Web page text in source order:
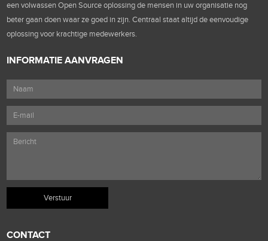
een volwassen Open Source oplossing de mensen in uw organisatie nog
beter gaan doen waar ze goed in zijn. Centraal staat altijd de eenvoudige
oplossing voor krachtige medewerkers.
INFORMATIE AANVRAGEN
CONTACT